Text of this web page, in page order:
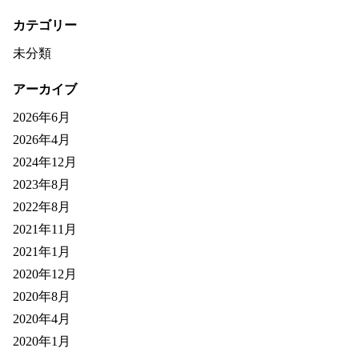
カテゴリー
未分類
アーカイブ
2026年6月
2026年4月
2024年12月
2023年8月
2022年8月
2021年11月
2021年1月
2020年12月
2020年8月
2020年4月
2020年1月